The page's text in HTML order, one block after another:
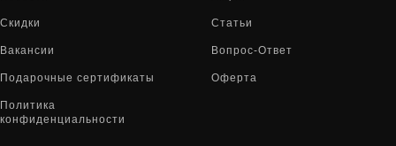
Скидки Статьи
Вакансии Вопрос-Ответ
Подарочные сертификаты Оферта
Политика
конфиденциальности